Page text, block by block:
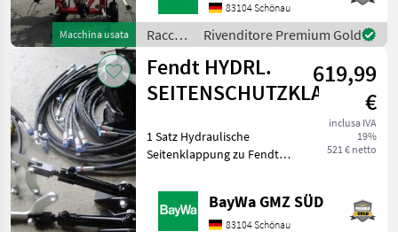
Macchina usata
83104 Schönau
Raccolta
mangimi
/ Fella
Rivenditore Premium Gold
Fendt HYDRL.
SEITENSCHUTZKLAPPUNG
619,99
€
inclusa IVA
19%
521 € netto
1 Satz Hydraulische
Seitenklappung zu Fendt
Butterfly Raccolta mangimi
Altre macchine per raccolta
BayWa GMZ SÜD
83104 Schönau